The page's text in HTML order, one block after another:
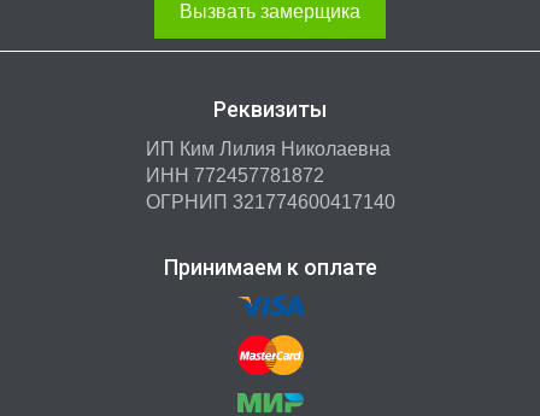
Вызвать замерщика
Реквизиты
ИП Ким Лилия Николаевна
ИНН 772457781872
ОГРНИП 321774600417140
Принимаем к оплате